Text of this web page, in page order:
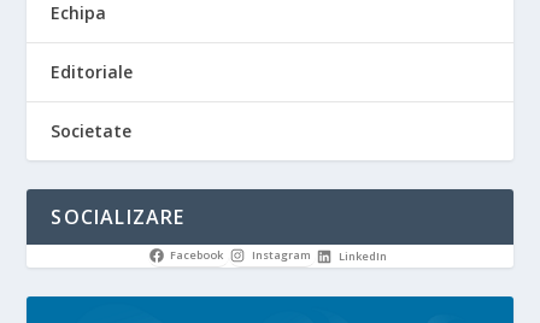
Echipa
Editoriale
Societate
SOCIALIZARE
Facebook Instagram LinkedIn